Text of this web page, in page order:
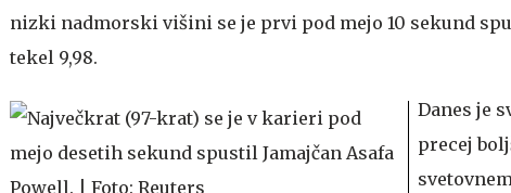
nizki nadmorski višini se je prvi pod mejo 10 sekund
tekel 9,98.
Danes je
precej